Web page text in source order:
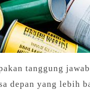
tanggung
depan yang lebih